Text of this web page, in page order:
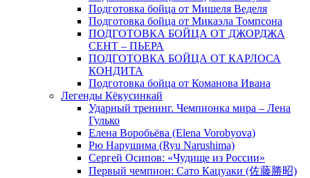
Подготовка бойца от Мишеля Веделя
Подготовка бойца от Микаэла Томпсона
ПОДГОТОВКА БОЙЦА ОТ ДЖОРДЖА
СЕНТ – ПЬЕРА
ПОДГОТОВКА БОЙЦА ОТ КАРЛОСА
КОНДИТА
Подготовка бойца от Команова Ивана
Легенды Кёкусинкай
Ударный тренинг. Чемпионка мира – Лена
Гулько
Елена Воробьёва (Elena Vorobyova)
Рю Нарушима (Ryu Narushima)
Сергей Осипов: «Чудище из России»
Первый чемпион: Сато Кацуаки (佐藤勝昭)